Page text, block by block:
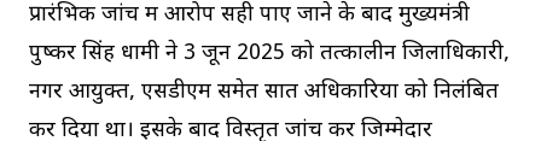
प्रारंभिक जांच में आरोप सही पाए जाने के बाद मुख्यमंत्री
पुष्कर सिंह धामी ने 3 जून 2025 को तत्कालीन जिलाधिकारी,
नगर आयुक्त, एसडीएम समेत सात अधिकारियों को निलंबित
कर दिया था। इसके बाद विस्तृत जांच कर जिम्मेदार